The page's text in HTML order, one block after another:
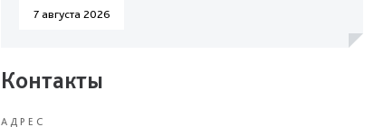
7 августа 2026
Контакты
АДРЕС